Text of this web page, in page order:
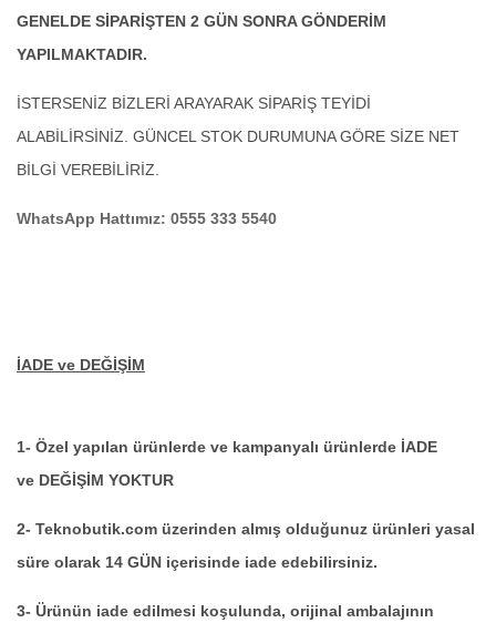
GENELDE SİPARİŞTEN 2 GÜN SONRA GÖNDERİM
YAPILMAKTADIR.
İSTERSENİZ BİZLERİ ARAYARAK SİPARİŞ TEYİDİ
ALABİLİRSİNİZ. GÜNCEL STOK DURUMUNA GÖRE SİZE NET
BİLGİ VEREBİLİRİZ.
WhatsApp Hattımız: 0555 333 5540
İADE ve DEĞİŞİM
1- Özel yapılan ürünlerde ve kampanyalı ürünlerde İADE
ve DEĞİŞİM YOKTUR
2- Teknobutik.com üzerinden almış olduğunuz ürünleri yasal
süre olarak 14 GÜN içerisinde iade edebilirsiniz.
3- Ürünün iade edilmesi koşulunda, orijinal ambalajının